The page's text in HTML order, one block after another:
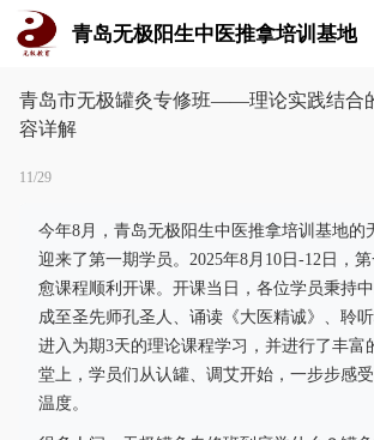
青岛无极阳生中医推拿培训基地
青岛市无极罐灸专修班——理论实践结合
容详解
11/29
今年8月，青岛无极阳生中医推拿培训基地的
迎来了第一期学员。2025年8月10日-12日，
愈课程顺利开课。开课当日，各位学员秉持
成至圣先师孔圣人、诵读《大医精诚》、聆
进入为期3天的理论课程学习，并进行了丰富
堂上，学员们从认罐、调艾开始，一步步感
温度。